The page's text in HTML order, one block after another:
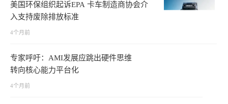
美国环保组织起诉EPA 卡车制造商协会介
入支持废除排放标准
4个月前
专家呼吁：AMI发展应跳出硬件思维
转向核心能力平台化
4个月前